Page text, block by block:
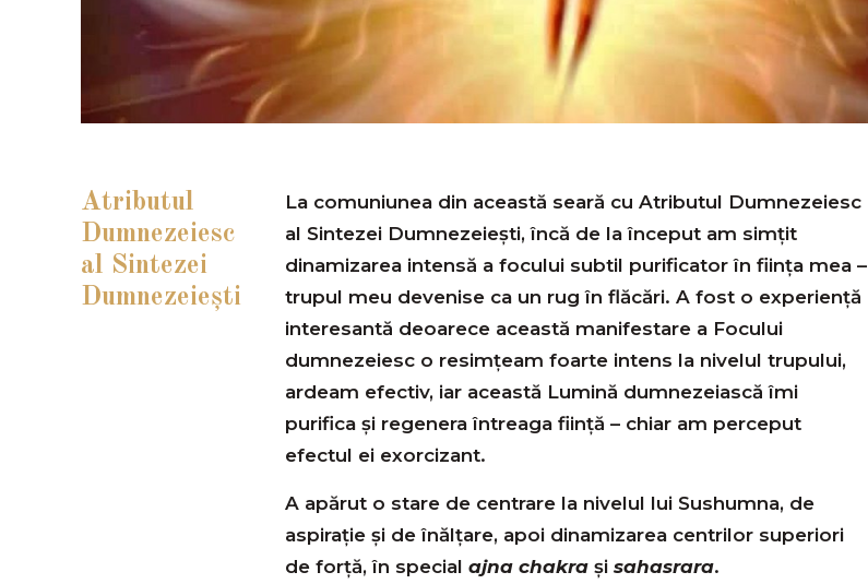
Atributul
Dumnezeiesc
al Sintezei
Dumnezeieşti
La comuniunea din această seară cu Atributul Dumnezeiesc
al Sintezei Dumnezeiești, încă de la început am simțit
dinamizarea intensă a focului subtil purificator în ființa mea –
trupul meu devenise ca un rug în flăcări. A fost o experiență
interesantă deoarece această manifestare a Focului
dumnezeiesc o resimțeam foarte intens la nivelul trupului,
ardeam efectiv, iar această Lumină dumnezeiască îmi
purifica și regenera întreaga ființă – chiar am perceput
efectul ei exorcizant.
A apărut o stare de centrare la nivelul lui Sushumna, de
aspirație și de înălțare, apoi dinamizarea centrilor superiori
de forță, în special ajna chakrași sahasrara.